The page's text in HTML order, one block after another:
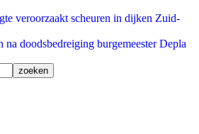
veroorzaakt scheuren in dijken Zuid-
na doodsbedreiging burgemeester Depla